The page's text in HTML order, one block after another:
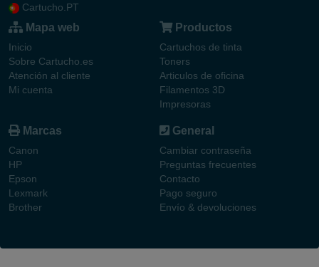
Cartucho.PT
Mapa web
Inicio
Sobre Cartucho.es
Atención al cliente
Mi cuenta
Productos
Cartuchos de tinta
Toners
Articulos de oficina
Filamentos 3D
Impresoras
Marcas
Canon
HP
Epson
Lexmark
Brother
General
Cambiar contraseña
Preguntas frecuentes
Contacto
Pago seguro
Envío & devoluciones